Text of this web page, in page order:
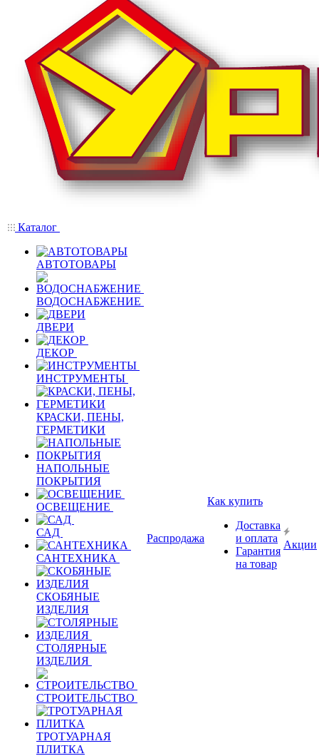
Каталог
АВТОТОВАРЫ
ВОДОСНАБЖЕНИЕ
ДВЕРИ
ДЕКОР
ИНСТРУМЕНТЫ
КРАСКИ, ПЕНЫ,
ГЕРМЕТИКИ
НАПОЛЬНЫЕ
ПОКРЫТИЯ
ОСВЕЩЕНИЕ
САД
САНТЕХНИКА
СКОБЯНЫЕ
ИЗДЕЛИЯ
СТОЛЯРНЫЕ
ИЗДЕЛИЯ
СТРОИТЕЛЬСТВО
ТРОТУАРНАЯ
ПЛИТКА
Распродажа
Как купить
Доставка
и оплата
Гарантия
на товар
Акции